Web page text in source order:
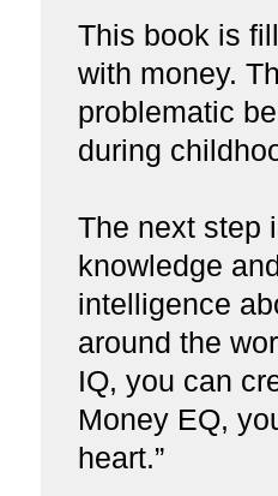
This book is
with money.
problematic
during
The next step
knowledge
intelligence
around the
IQ, you can
Money EQ,
heart.”